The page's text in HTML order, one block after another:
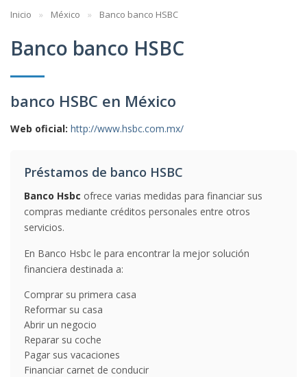
Inicio México Banco banco HSBC
Banco banco HSBC
banco HSBC en México
Web oficial: http://www.hsbc.com.mx/
Préstamos de banco HSBC
Banco Hsbc ofrece varias medidas para financiar sus
compras mediante créditos personales entre otros
servicios.
En Banco Hsbc le para encontrar la mejor solución
financiera destinada a:
Comprar su primera casa
Reformar su casa
Abrir un negocio
Reparar su coche
Pagar sus vacaciones
Financiar carnet de conducir